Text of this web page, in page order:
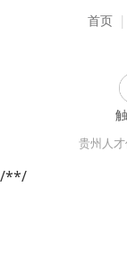
首页
贵州人
/**/